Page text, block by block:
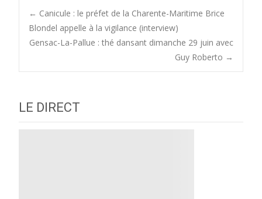
Post
← Canicule : le préfet de la Charente-Maritime Brice
Blondel appelle à la vigilance (interview)
Gensac-La-Pallue : thé dansant dimanche 29 juin avec
Guy Roberto →
LE DIRECT